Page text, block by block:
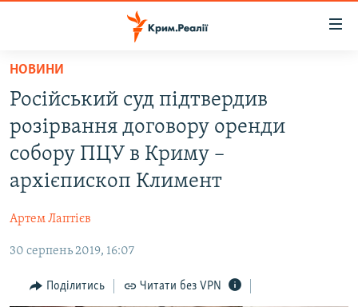
Перейти
основного
матеріалу
Перейти
до
основної
Перейти
до
ВІДЕО ТА ФОТО
ПОЛІТИКА
ПОГЛЯД
ІНТЕРВ'Ю
ВСЕ ЗА ДЕНЬ
НОВИНИ
Російський суд підтвердив
розірвання договору оренди
собору ПЦУ в Криму –
архієпископ Климент
Артем Лаптієв
30 серпень 2019, 16:07
Поділитись Читати без VPN